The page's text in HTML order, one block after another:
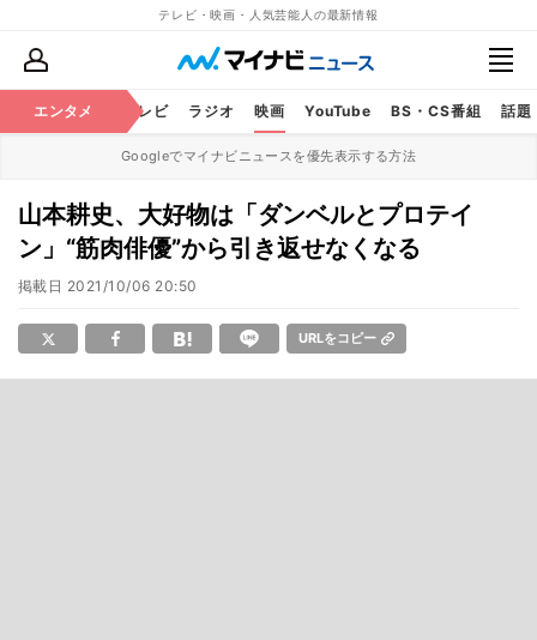
テレビ・映画・人気芸能人の最新情報
エンタメ
芸能 テレビ ラジオ 映画 YouTube BS・CS番組 話題
Googleでマイナビニュースを優先表示する方法
山本耕史、大好物は「ダンベルとプロテイ
ン」“筋肉俳優”から引き返せなくなる
掲載日 2021/10/06 20:50
URLをコピー